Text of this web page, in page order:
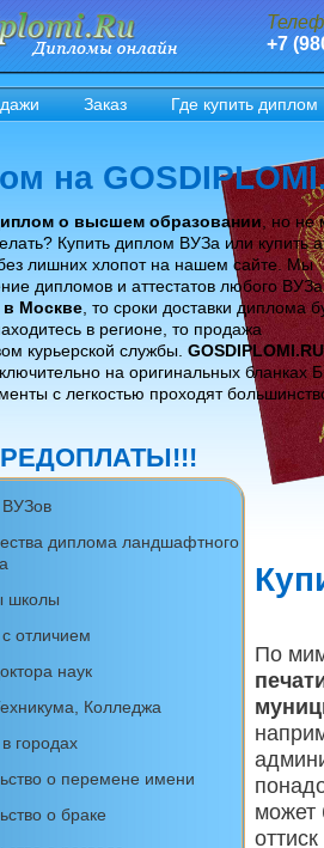
+7
Заказ Где купить диплом
на
о высшем образовании , но не
Купить диплом ВУЗа или купить
лишних хлопот на нашем сайте. Мы
дипломов и аттестатов любого
в Москве , то сроки доставки диплома
в регионе, то продажа
курьерской службы. GOSDIPLOMI.RU
на оригинальных бланках
с легкостью проходят
По
может
диплома ландшафтного
школы
отличием
наук
Колледжа
городах
о перемене имени
о браке